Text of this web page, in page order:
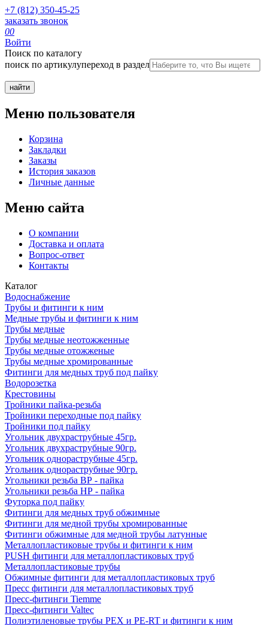
+7 (812) 350-45-25
заказать звонок
00
Войти
Поиск по каталогу
поиск по артикулупереход в раздел
Меню пользователя
Корзина
Закладки
Заказы
История заказов
Личные данные
Меню сайта
О компании
Доставка и оплата
Вопрос-ответ
Контакты
Каталог
Водоснабжение
Трубы и фитинги к ним
Медные трубы и фитинги к ним
Трубы медные
Трубы медные неотожженные
Трубы медные отожженые
Трубы медные хромированные
Фитинги для медных труб под пайку
Водорозетка
Крестовины
Тройники пайка-резьба
Тройники переходные под пайку
Тройники под пайку
Угольник двухраструбные 45гр.
Угольник двухраструбные 90гр.
Угольник однораструбные 45гр.
Угольник однораструбные 90гр.
Угольники резьба ВР - пайка
Угольники резьба НР - пайка
Футорка под пайку
Фитинги для медных труб обжимные
Фитинги для медной трубы хромированные
Фитинги обжимные для медной трубы латунные
Металлопластиковые трубы и фитинги к ним
PUSH фитинги для металлопластиковых труб
Металлопластиковые трубы
Обжимные фитинги для металлопластиковых труб
Пресс фитинги для металлопластиковых труб
Пресс-фитинги Tiemme
Пресс-фитинги Valtec
Полиэтиленовые трубы PEX и PE-RT и фитинги к ним